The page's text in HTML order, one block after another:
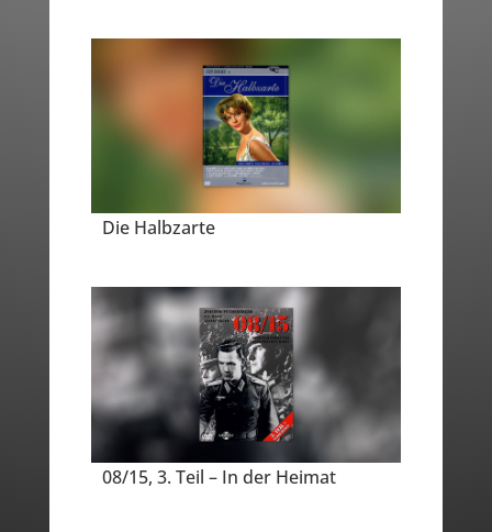
Die Halbzarte
08/15, 3. Teil – In der Heimat